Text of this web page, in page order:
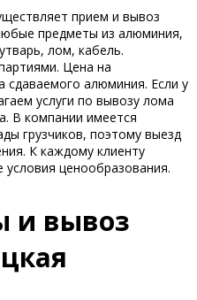
прием и вывоз
предметы из алюминия,
лом, кабель.
Цена на
алюминия. Если у
услуги по вывозу лома
В компании имеется
грузчиков, поэтому выезд
К каждому клиенту
условия ценообразования.
и вывоз